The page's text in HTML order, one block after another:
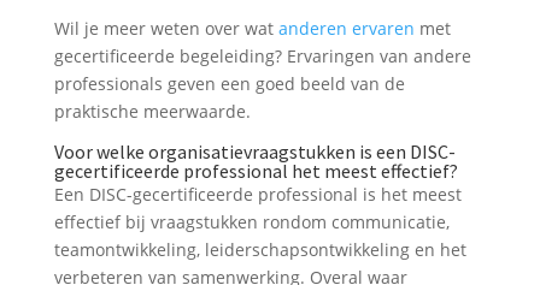
Wil je meer weten over wat anderen ervaren met
gecertificeerde begeleiding? Ervaringen van andere
professionals geven een goed beeld van de
praktische meerwaarde.
Voor welke organisatievraagstukken is een DISC-
gecertificeerde professional het meest effectief?
Een DISC-gecertificeerde professional is het meest
effectief bij vraagstukken rondom communicatie,
teamontwikkeling, leiderschapsontwikkeling en het
verbeteren van samenwerking. Overal waar